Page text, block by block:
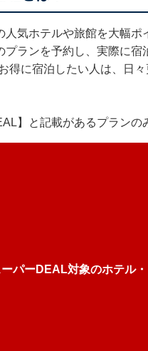
気ホテルや旅館を大幅
ランを予約し、実際に
得に宿泊したい人は、日
】と記載があるプランの
パーDEAL対象のホテル